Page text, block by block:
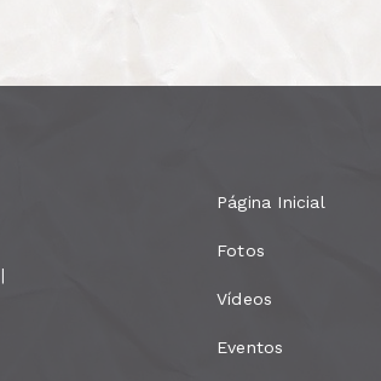
Página Inicial
Fotos
Vídeos
Eventos